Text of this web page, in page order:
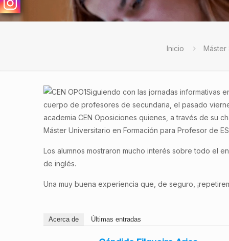
Inicio Máster
Siguiendo con las jornadas informativas
cuerpo de profesores de secundaria, el pasado
academia CEN Oposiciones quienes, a través de su
Máster Universitario en Formación para Profesor de
Los alumnos mostraron mucho interés sobre todo el
de inglés.
Una muy buena experiencia que, de seguro,
Acerca de Últimas entradas